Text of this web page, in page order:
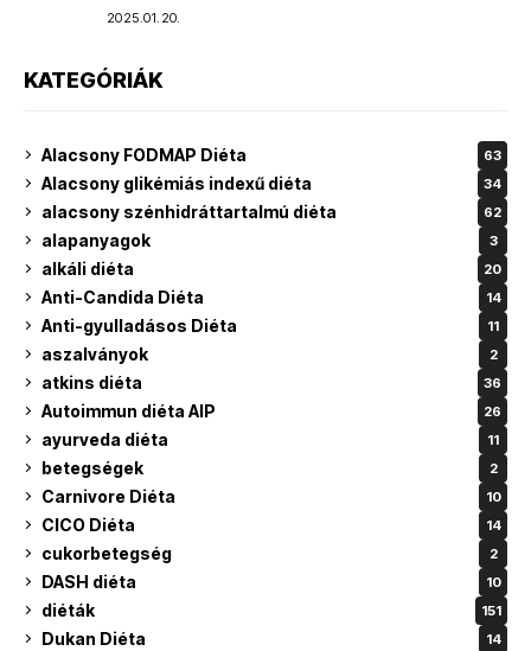
2025.01.20.
KATEGÓRIÁK
Alacsony FODMAP Diéta 63
Alacsony glikémiás indexű diéta 34
alacsony szénhidráttartalmú diéta 62
alapanyagok 3
alkáli diéta 20
Anti-Candida Diéta 14
Anti-gyulladásos Diéta 11
aszalványok 2
atkins diéta 36
Autoimmun diéta AIP 26
ayurveda diéta 11
betegségek 2
Carnivore Diéta 10
CICO Diéta 14
cukorbetegség 2
DASH diéta 10
diéták 151
Dukan Diéta 14